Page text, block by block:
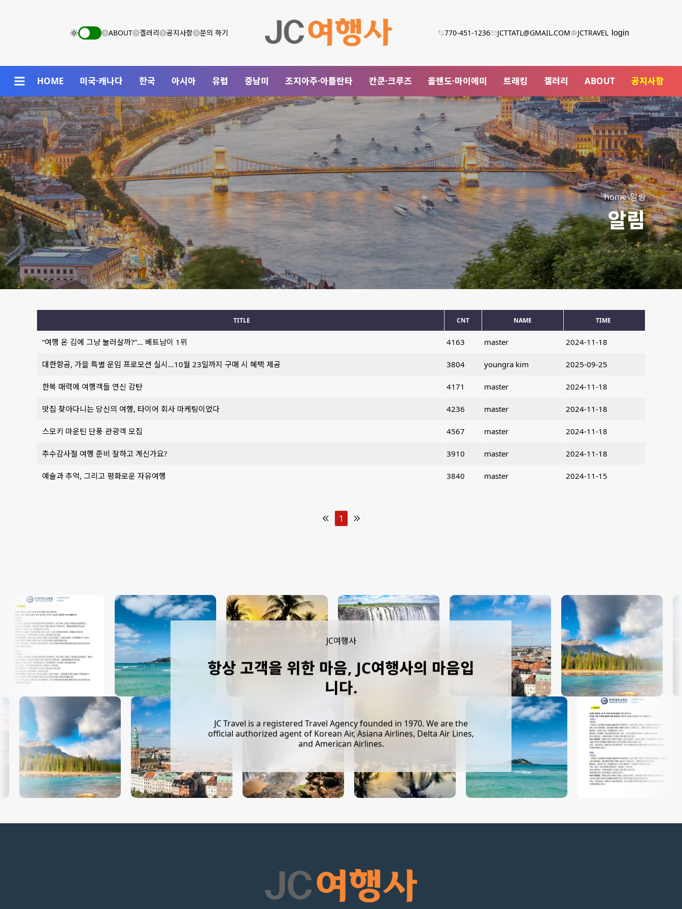
ABOUT 겔러리 공지사항 문의 하기 770-451-1236 JCTTATL@GMAIL.COM JCTRAVEL login
HOME 미국·캐나다 한국 아시아 유럽 중남미 조지아주·아틀란타 칸쿤·크루즈 올랜도·마이에미 트래킹 겔러리 ABOUT 공지사항
home 알림
알림
TITLE CNT NAME TIME
“여행 온 김에 그냥 눌러살까?”… 베트남이 1위 4163 master 2024-11-18
대한항공, 가을 특별 운임 프로모션 실시…10월 23일까지 구매 시 혜택 제공 3804 youngra kim 2025-09-25
한복 매력에 여행객들 연신 감탄 4171 master 2024-11-18
맛집 찾아다니는 당신의 여행, 타이어 회사 마케팅이었다 4236 master 2024-11-18
스모키 마운틴 단풍 관광객 모집 4567 master 2024-11-18
추수감사절 여행 준비 잘하고 계신가요? 3910 master 2024-11-18
예술과 추억, 그리고 평화로운 자유여행 3840 master 2024-11-15
1
JC여행사
항상 고객을 위한 마음, JC여행사의 마음입
니다.
JC Travel is a registered Travel Agency founded in 1970. We are the
official authorized agent of Korean Air, Asiana Airlines, Delta Air Lines,
and American Airlines.